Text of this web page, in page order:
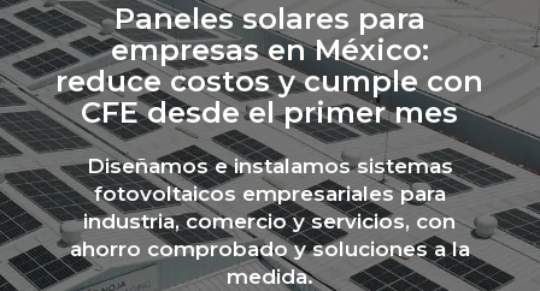
Paneles solares para
empresas en México:
reduce costos y cumple con
CFE desde el primer mes
Diseñamos e instalamos sistemas
fotovoltaicos empresariales para
industria, comercio y servicios, con
ahorro comprobado y soluciones a la
medida.